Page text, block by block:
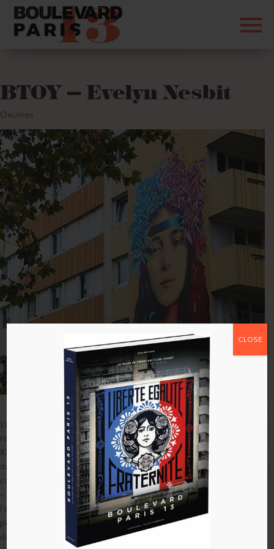
BTOY – Evelyn Nesbit
Oeuvres
L’image de la fresque de BTOY a été choisie par les habitants et
représente le portrait d’Evelyn Nesbit, un mannequin du début du
XXe siècle. Elle se trouve ici couronnée d’un bandeau et de plumes,
dans des tonalités roses et bleues, ses cheveux et son buste
contrastant grâce à l’utilisation d’une teinte pourpre.
« J’ai représenté une icône de l’époque moderne dans laquelle
l’esthétisme s’appauvri et entraine l’exclusion sociale. Le fait de
peindre des édifices contemporains dans le 13ème arrondissement
de paris à grande échelle génère une stylisation et une iconisation
CLOSE